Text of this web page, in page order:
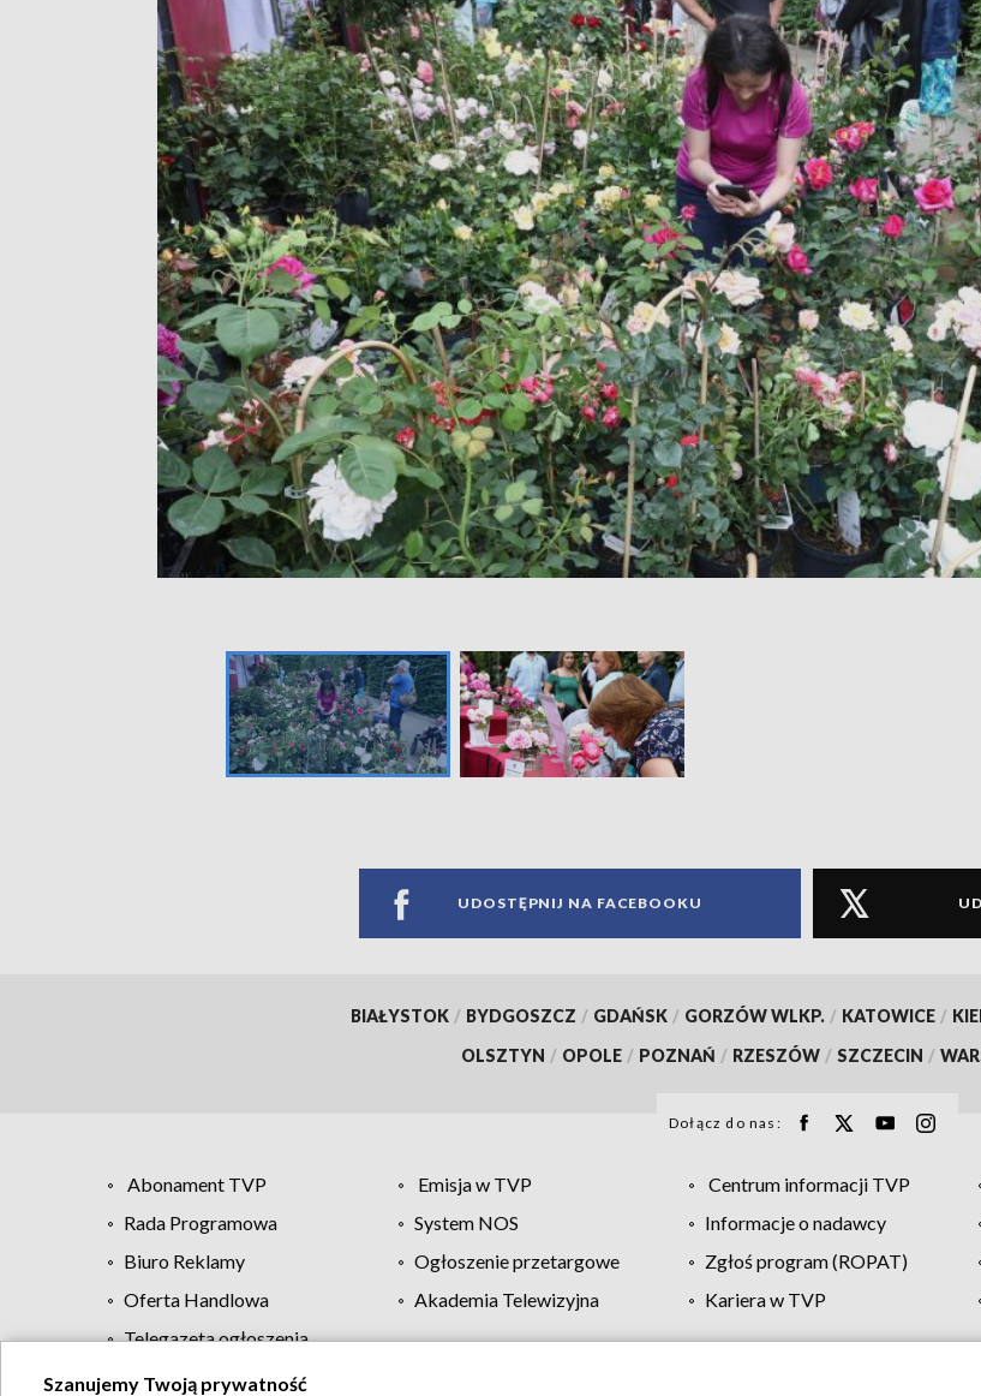
UDOSTĘPNIJ NA FACEBOOKU
BIAŁYSTOK / BYDGOSZCZ / GDAŃSK / GORZÓW WLKP. / KATOWICE /
OLSZTYN / OPOLE / POZNAŃ / RZESZÓW / SZCZECIN /
Dołącz do nas:
Abonament TVP Emisja w TVP Centrum informacji TVP
Rada Programowa
System NOS Informacje o nadawcy
Biuro Reklamy
Ogłoszenie przetargowe Zgłoś program (ROPAT)
Oferta Handlowa
Akademia Telewizyjna Kariera w TVP
Telegazeta ogłoszenia
Szanujemy Twoją prywatność